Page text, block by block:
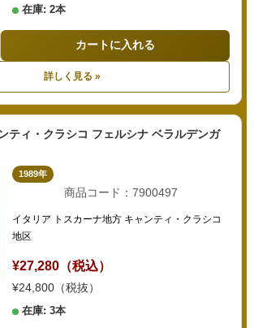
在庫: 2本
カートに入れる
詳しく見る »
ティ・クラシコ フェルシナ ベラルデンガ
1989年
商品コード：7900497
イタリア トスカーナ地方 キャンティ・クラシコ
地区
¥27,280（税込）
¥24,800（税抜）
在庫: 3本